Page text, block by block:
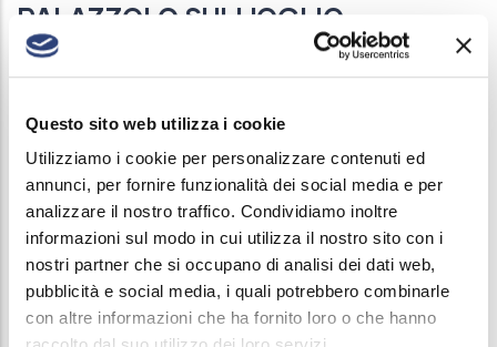
Questo sito web utilizza i cookie
Utilizziamo i cookie per personalizzare contenuti ed
annunci, per fornire funzionalità dei social media e per
analizzare il nostro traffico. Condividiamo inoltre
informazioni sul modo in cui utilizza il nostro sito con i
nostri partner che si occupano di analisi dei dati web,
pubblicità e social media, i quali potrebbero combinarle
con altre informazioni che ha fornito loro o che hanno
PALAZZOLO SULL'OGLIO
AQUEDUCT INTERRUPTIONS 9 APRIL, 2026
water supply service will be suspended in the
following streets:
Via Pasubio
Via Prato
The shutdown is necessary to allow extraordinary
maintenance work on the public water supply